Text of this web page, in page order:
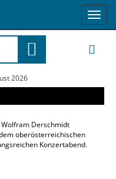
2026
Wolfram Derschmidt
oberösterreichischen
Konzertabend.